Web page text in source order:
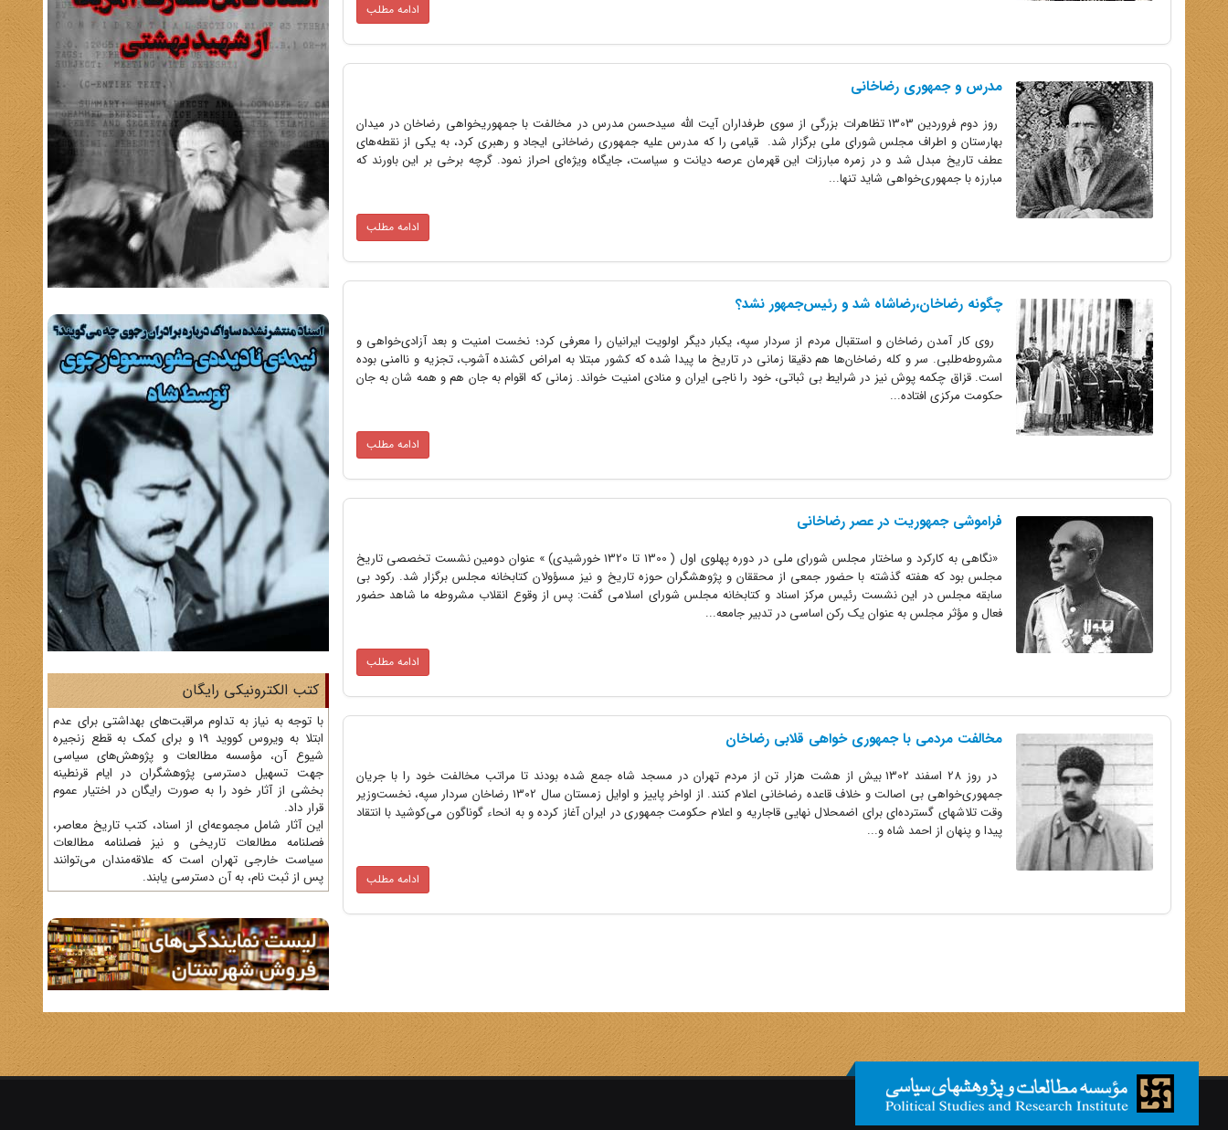
ادامه مطلب
مدرس و جمهوری رضاخانی
روز دوم فروردین 1303 تظاهرات بزرگی از سوی طرفداران آیت الله سیدحسن مدرس در مخالفت با جمهوریخواهی رضاخان در میدان
بهارستان و اطراف مجلس شورای ملی برگزار شد. قیامی را که مدرس علیه جمهوری رضاخانی ایجاد و رهبری کرد، به یکی از نقطه‌های
عطف تاریخ مبدل شد و در زمره مبارزات این قهرمان عرصه دیانت و سیاست، جایگاه ویژه‌ای احراز نمود. گرچه برخی بر این باورند که
مبارزه با جمهوری‌خواهی شاید تنها...
ادامه مطلب
چگونه رضاخان،رضاشاه شد و رئیس‌جمهور نشد؟
روی کار آمدن رضاخان و استقبال مردم از سردار سپه، یکبار دیگر اولویت ایرانیان را معرفی کرد؛ نخست امنیت و بعد آزادی‌خواهی و
مشروطه‌طلبی. سر و کله رضاخان‌‌ها هم دقیقا زمانی در تاریخ ما پیدا شده که کشور مبتلا به امراض کشنده آشوب، تجزیه و ناامنی بوده
است. قزاق چکمه پوش نیز در شرایط بی ثباتی، خود را ناجی ایران و منادی امنیت خواند. زمانی که اقوام به جان هم و همه شان به جان
حکومت مرکزی افتاده...
ادامه مطلب
فراموشی جمهوریت در عصر رضاخانی
«نگاهی به کارکرد و ساختار مجلس شورای ملی در دوره پهلوی اول ( 1300 تا 1320 خورشیدی) » عنوان دومین نشست تخصصی تاریخ
مجلس بود که هفته گذشته با حضور جمعی از محققان و پژوهشگران حوزه تاریخ و نیز مسؤولان کتابخانه مجلس برگزار شد. رکود بی
سابقه مجلس در این نشست رئیس مرکز اسناد و کتابخانه مجلس شورای اسلامی گفت: پس از وقوع انقلاب مشروطه ما شاهد حضور
فعال و مؤثر مجلس به عنوان یک رکن اساسی در تدبیر جامعه...
ادامه مطلب
مخالفت مردمی با جمهوری خواهی قلابی رضاخان
در روز 28 اسفند 1302 بیش از هشت هزار تن از مردم تهران در مسجد شاه جمع شده بودند تا مراتب مخالفت خود را با جریان
جمهوری‌خواهی بی اصالت و خلاف قاعده رضاخانی اعلام کنند. از اواخر پاییز و اوایل زمستان سال 1302 رضاخان سردار سپه، نخست‌وزیر
وقت تلاشهای گسترده‌ای برای اضمحلال نهایی قاجاریه و اعلام حکومت جمهوری در ایران آغاز کرده و به انحاء گوناگون می‌کوشید با انتقاد
پیدا و پنهان از احمد شاه و...
ادامه مطلب
کتب الکترونیکی رایگان
با توجه به نیاز به تداوم مراقبت‌های بهداشتی برای عدم
ابتلا به ویروس کووید 19 و برای کمک به قطع زنجیره
شیوع آن، مؤسسه مطالعات و پژوهش‌های سیاسی
جهت تسهیل دسترسی پژوهشگران در ایام قرنطینه
بخشی از آثار خود را به صورت رایگان در اختیار عموم
قرار داد.
این آثار شامل مجموعه‌ای از اسناد، کتب تاریخ معاصر،
فصلنامه‌ مطالعات تاریخی و نیز فصلنامه مطالعات
سیاست خارجی تهران است که علاقه‌مندان می‌توانند
پس از ثبت نام، به آن دسترسی یابند.